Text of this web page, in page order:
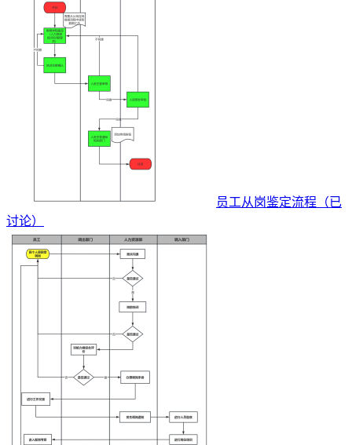
员工从岗鉴定流程（已
讨论）